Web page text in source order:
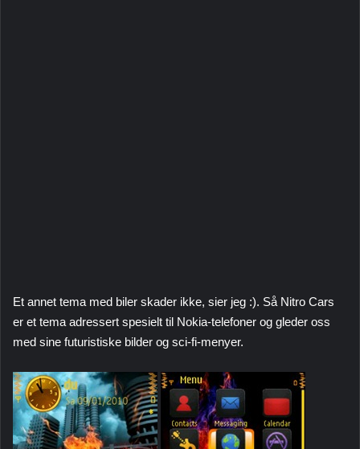
Et annet tema med biler skader ikke, sier jeg :). Så Nitro Cars
er et tema adressert spesielt til Nokia-telefoner og gleder oss
med sine futuristiske bilder og sci-fi-menyer.